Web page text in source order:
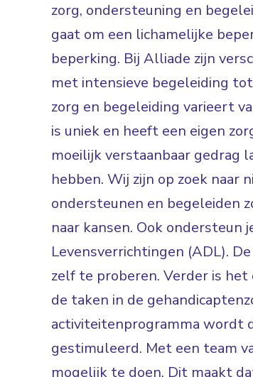
zorg, ondersteuning en
gaat om een lichamelijke
beperking. Bij Alliade zijn
met intensieve begeleiding
zorg en begeleiding varieert
is uniek en heeft een eigen
moeilijk verstaanbaar gedrag
hebben. Wij zijn op zoek naar
ondersteunen en begeleiden
naar kansen. Ook ondersteun
Levensverrichtingen (ADL).
zelf te proberen. Verder is
de taken in de
activiteitenprogramma wordt
gestimuleerd. Met een team
mogelijk te doen. Dit maakt